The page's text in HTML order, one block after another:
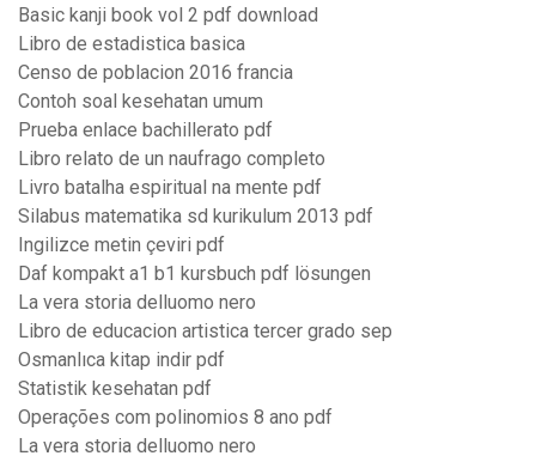
Basic kanji book vol 2 pdf download
Libro de estadistica basica
Censo de poblacion 2016 francia
Contoh soal kesehatan umum
Prueba enlace bachillerato pdf
Libro relato de un naufrago completo
Livro batalha espiritual na mente pdf
Silabus matematika sd kurikulum 2013 pdf
Ingilizce metin çeviri pdf
Daf kompakt a1 b1 kursbuch pdf lösungen
La vera storia delluomo nero
Libro de educacion artistica tercer grado sep
Osmanlıca kitap indir pdf
Statistik kesehatan pdf
Operações com polinomios 8 ano pdf
La vera storia delluomo nero